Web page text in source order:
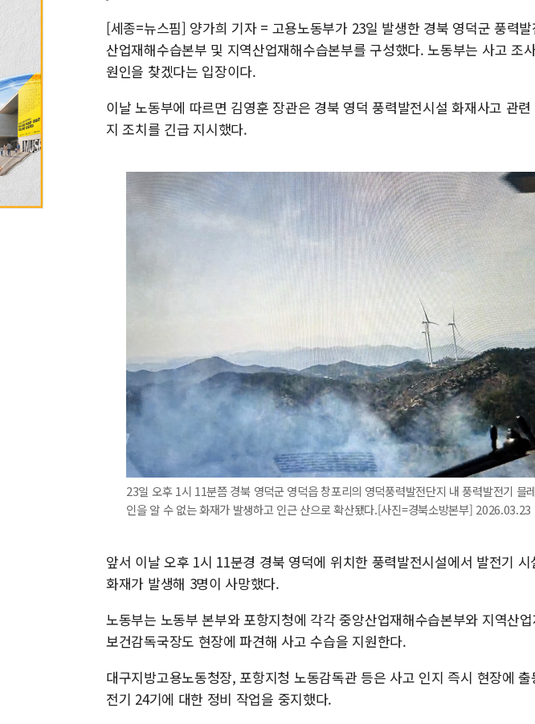
[세종=뉴스핌] 양가희 기자 = 고용노동부가 23일 발생한 경북 영덕군 풍력
산업재해수습본부 및 지역산업재해수습본부를 구성했다. 노동부는 사고 조
원인을 찾겠다는 입장이다.
이날 노동부에 따르면 김영훈 장관은 경북 영덕 풍력발전시설 화재사고 관
지 조치를 긴급 지시했다.
23일 오후 1시 11분쯤 경북 영덕군 영덕읍 창포리의 영덕풍력발전단지 내 풍력발전기 블
인을 알 수 없는 화재가 발생하고 인근 산으로 확산됐다.[사진=경북소방본부]
앞서 이날 오후 1시 11분경 경북 영덕에 위치한 풍력발전시설에서 발전기 시
화재가 발생해 3명이 사망했다.
노동부는 노동부 본부와 포항지청에 각각 중앙산업재해수습본부와 지역산
보건감독국장도 현장에 파견해 사고 수습을 지원한다.
대구지방고용노동청장, 포항지청 노동감독관 등은 사고 인지 즉시 현장에
전기 24기에 대한 정비 작업을 중지했다.